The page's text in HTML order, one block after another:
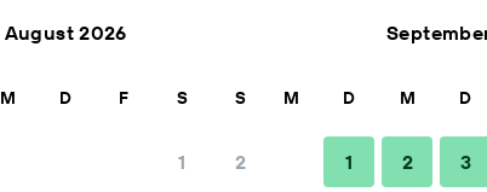
August 2026
M D F S S
1 2
M D M D
1 2 3